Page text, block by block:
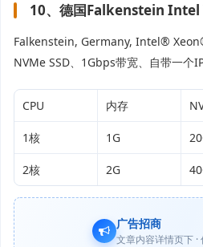
10、德国Falkenstein Intel
Falkenstein, Germany, Intel®
NVMe SSD、1Gbps带宽、自带一个
CPU 内存
1核 1G
2核 2G
广告招商
文章内容详情页下 ·